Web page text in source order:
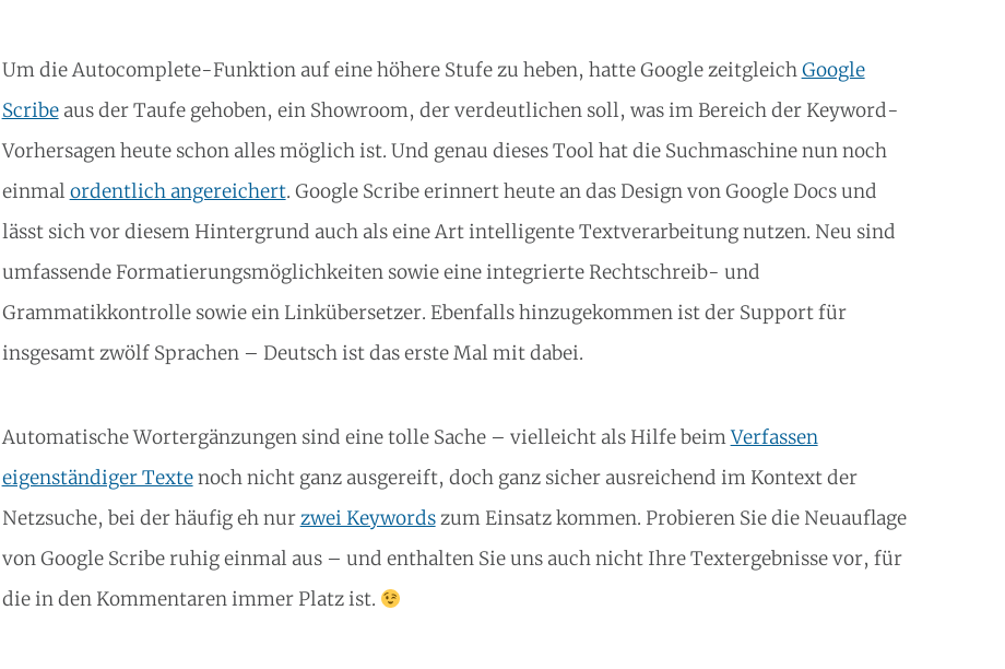
Um die Autocomplete-Funktion auf eine höhere Stufe zu heben, hatte Google zeitgleichGoogle
Scribeaus der Taufe gehoben, ein Showroom, der verdeutlichen soll, was im Bereich der Keyword-
Vorhersagen heute schon alles möglich ist. Und genau dieses Tool hat die Suchmaschine nun noch
einmal ordentlich angereichert. Google Scribe erinnert heute an das Design von Google Docs und
lässt sich vor diesem Hintergrund auch als eine Art intelligente Textverarbeitung nutzen. Neu sind
umfassende Formatierungsmöglichkeiten sowie eine integrierte Rechtschreib- und
Grammatikkontrolle sowie ein Linkübersetzer. Ebenfalls hinzugekommen ist der Support für
insgesamt zwölf Sprachen – Deutsch ist das erste Mal mit dabei.
Automatische Wortergänzungen sind eine tolle Sache – vielleicht als Hilfe beimVerfassen
eigenständiger Textenoch nicht ganz ausgereift, doch ganz sicher ausreichend im Kontext der
Netzsuche, bei der häufig eh nurzwei Keywordszum Einsatz kommen. Probieren Sie die Neuauflage
von Google Scribe ruhig einmal aus – und enthalten Sie uns auch nicht Ihre Textergebnisse vor, für
die in den Kommentaren immer Platz ist.